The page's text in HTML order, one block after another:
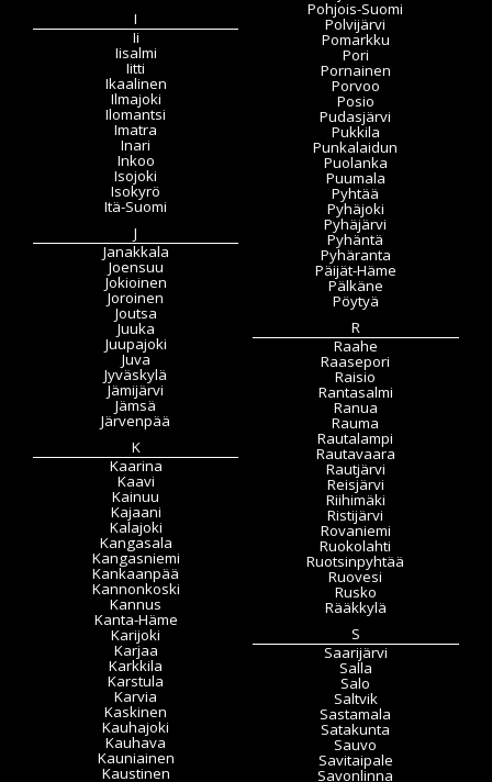
I
Ii
Iisalmi
Iitti
Ikaalinen
Ilmajoki
Ilomantsi
Imatra
Inari
Inkoo
Isojoki
Isokyrö
Itä-Suomi
J
Janakkala
Joensuu
Jokioinen
Joroinen
Joutsa
Juuka
Juupajoki
Juva
Jyväskylä
Jämijärvi
Jämsä
Järvenpää
K
Kaarina
Kaavi
Kainuu
Kajaani
Kalajoki
Kangasala
Kangasniemi
Kankaanpää
Kannonkoski
Kannus
Kanta-Häme
Karijoki
Karjaa
Karkkila
Karstula
Karvia
Kaskinen
Kauhajoki
Kauhava
Kauniainen
Kaustinen
Pohjois-Suomi
Polvijärvi
Pomarkku
Pori
Pornainen
Porvoo
Posio
Pudasjärvi
Pukkila
Punkalaidun
Puolanka
Puumala
Pyhtää
Pyhäjoki
Pyhäjärvi
Pyhäntä
Pyhäranta
Päijät-Häme
Pälkäne
Pöytyä
R
Raahe
Raasepori
Raisio
Rantasalmi
Ranua
Rauma
Rautalampi
Rautavaara
Rautjärvi
Reisjärvi
Riihimäki
Ristijärvi
Rovaniemi
Ruokolahti
Ruotsinpyhtää
Ruovesi
Rusko
Rääkkylä
S
Saarijärvi
Salla
Salo
Saltvik
Sastamala
Satakunta
Sauvo
Savitaipale
Savonlinna